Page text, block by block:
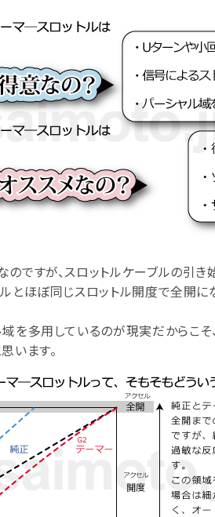
ですが、スロットルケーブルの引
とほぼ同じスロットル開度で全開に
を多用しているのが現実だからこそ
います。